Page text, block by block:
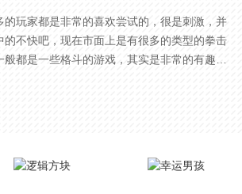
的玩家都是非常的喜欢尝试的，很是刺激，并
的不快吧，现在市面上是有很多的类型的拳击
都是一些格斗的游戏，其实是非常的有趣，
游戏中是有一些不同的场景都是能够去进行体
刺激的进行对战的，小编现在就是收集了一